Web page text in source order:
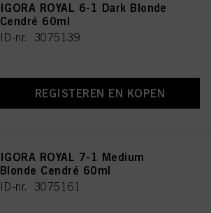
IGORA ROYAL 6-1 Dark Blonde
Cendré 60ml
ID-nr. 3075139
REGISTEREN EN KOPEN
IGORA ROYAL 7-1 Medium
Blonde Cendré 60ml
ID-nr. 3075161